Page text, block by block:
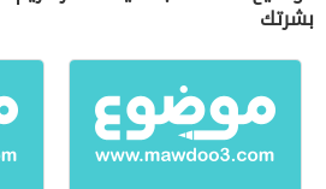
بشرتك